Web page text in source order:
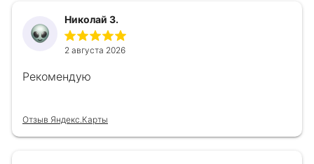
Николай З.
2 августа 2026
Рекомендую
Отзыв Яндекс.Карты